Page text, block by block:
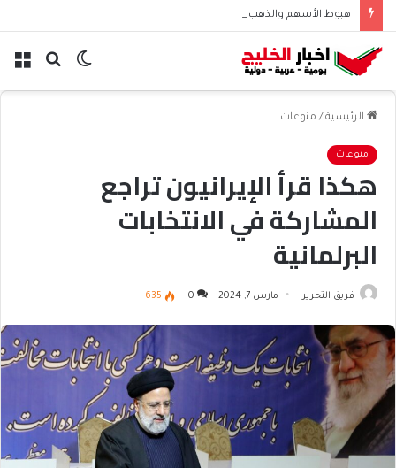
هبوط الأسهم والذهب وصعود النفط يعقّد مسار الفدرالي
بحث الوضع
الرئيسية / منوعات
منوعات
هكذا قرأ الإيرانيون تراجع
المشاركة في الانتخابات
البرلمانية
فريق التحرير مارس 7, 2024 0
635